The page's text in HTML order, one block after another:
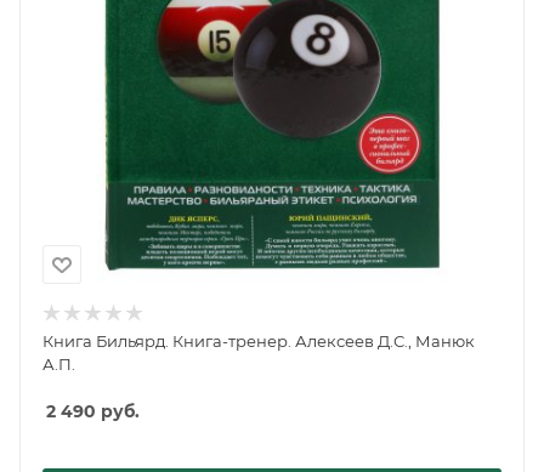
Книга Бильярд. Книга-тренер. Алексеев Д.С., Манюк
А.П.
2 490 руб.